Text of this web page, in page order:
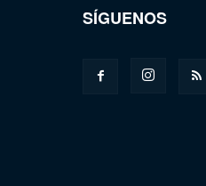
SÍGUENOS